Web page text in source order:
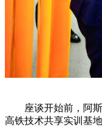
座谈开始前，阿斯
高铁技术共享实训基